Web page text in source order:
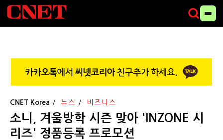
CNET Korea 뉴스 비즈니스
소니, 겨울방학 시즌 맞아 'INZONE 시
리즈' 정품등록 프로모션